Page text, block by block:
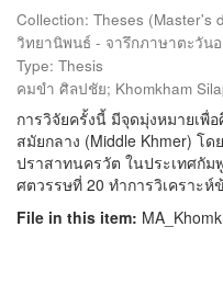
Collection: Theses (Master's
วิทยานิพนธ์ - จารึกภาษาตะวัน
Type: Thesis
คมขำ ศิลปชัย; Khomkham
การวิจัยครั้งนี้ มีจุดมุ่งหมายเพื่
สมัยกลาง (Middle Khmer) โ
ปราสาทนครวัต ในประเทศกั
ศตวรรษที่ 20 ทำการวิเคราะ
File in this item: